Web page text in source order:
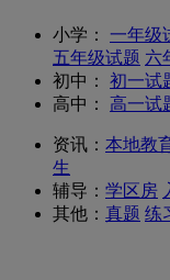
小学： 一年级
五年级试题 六
初中：
初一试
高中：
高一试
资讯： 本地教
生
辅导： 学区房
其他： 真题 练